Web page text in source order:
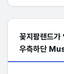
꽃지팜랜드가
우측하단